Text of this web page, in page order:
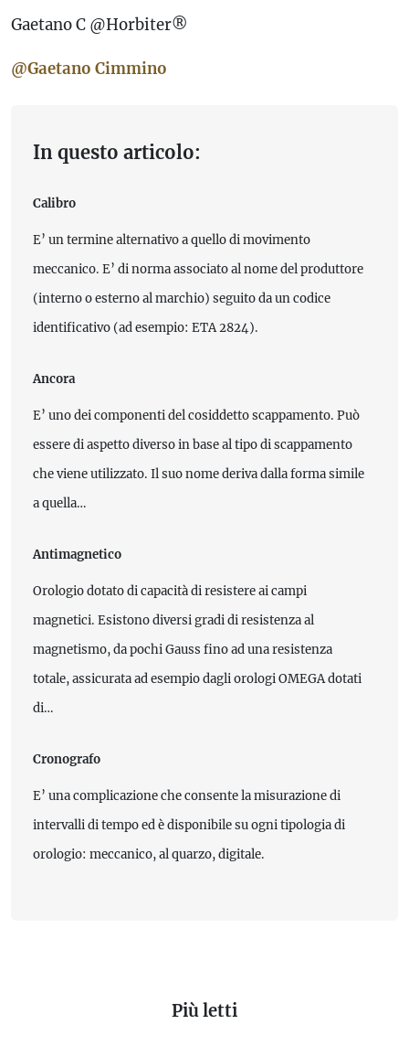
Gaetano C @Horbiter®
@Gaetano Cimmino
In questo articolo:
Calibro
E’ un termine alternativo a quello di movimento
meccanico. E’ di norma associato al nome del produttore
(interno o esterno al marchio) seguito da un codice
identificativo (ad esempio: ETA 2824).
Ancora
E’ uno dei componenti del cosiddetto scappamento. Può
essere di aspetto diverso in base al tipo di scappamento
che viene utilizzato. Il suo nome deriva dalla forma simile
a quella…
Antimagnetico
Orologio dotato di capacità di resistere ai campi
magnetici. Esistono diversi gradi di resistenza al
magnetismo, da pochi Gauss fino ad una resistenza
totale, assicurata ad esempio dagli orologi OMEGA dotati
di…
Cronografo
E’ una complicazione che consente la misurazione di
intervalli di tempo ed è disponibile su ogni tipologia di
orologio: meccanico, al quarzo, digitale.
Più letti